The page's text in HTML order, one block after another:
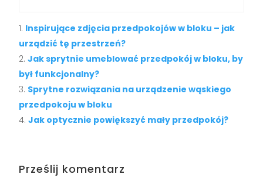
Inspirujące zdjęcia przedpokojów w bloku – jak
urządzić tę przestrzeń?
Jak sprytnie umeblować przedpokój w bloku, by
był funkcjonalny?
Sprytne rozwiązania na urządzenie wąskiego
przedpokoju w bloku
Jak optycznie powiększyć mały przedpokój?
Prześlij komentarz